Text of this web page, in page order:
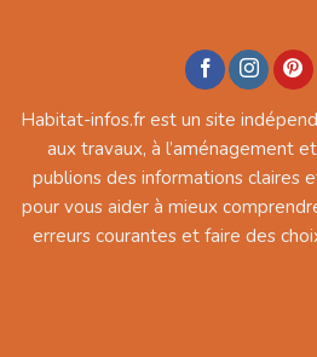
Habitat-infos.fr est un site
aux travaux, à l’aménagement
publions des informations claires
pour vous aider à mieux
erreurs courantes et faire des